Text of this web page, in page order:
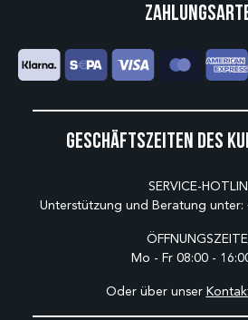
Geschäftszeiten des
SERVICE-
Unterstützung und Beratung unter:
Mo - Fr 08:00 -
Oder über unser